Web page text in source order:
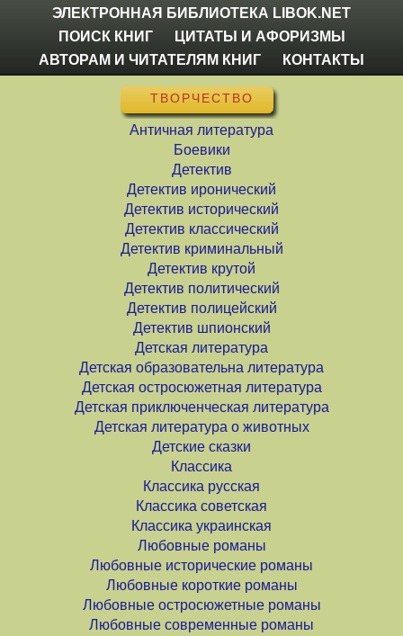
ЭЛЕКТРОННАЯ БИБЛИОТЕКА LIBOK.NET
ПОИСК КНИГ
ЦИТАТЫ И АФОРИЗМЫ
АВТОРАМ И ЧИТАТЕЛЯМ КНИГ
КОНТАКТЫ
ТВОРЧЕСТВО
Античная литература
Боевики
Детектив
Детектив иронический
Детектив исторический
Детектив классический
Детектив криминальный
Детектив крутой
Детектив политический
Детектив полицейский
Детектив шпионский
Детская литература
Детская образовательна литература
Детская остросюжетная литература
Детская приключенческая литература
Детская литература о животных
Детские сказки
Классика
Классика русская
Классика советская
Классика украинская
Любовные романы
Любовные исторические романы
Любовные короткие романы
Любовные остросюжетные романы
Любовные современные романы